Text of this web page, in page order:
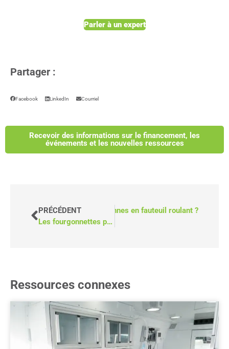
Parler à un expert
Partager :
Facebook LinkedIn Courriel
Recevoir des informations sur le financement, les
événements et les nouvelles ressources
PRÉCÉDENT
Les fourgonnettes pour fauteuils roulants sont-elles soumises à une taxe de luxe ?
rendus accessibles aux personnes en fauteuil roulant ?
Ressources connexes